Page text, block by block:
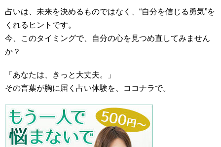
占いは、未来を決めるものではなく、“自分を信じる勇気”を
くれるヒントです。
今、このタイミングで、自分の心を見つめ直してみません
か？
「あなたは、きっと大丈夫。」
その言葉が胸に届く占い体験を、ココナラで。